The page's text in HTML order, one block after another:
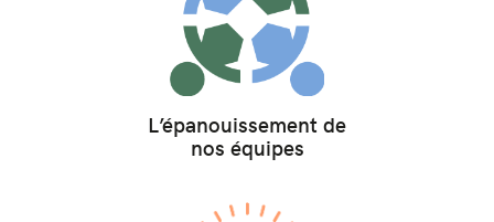
L’épanouissement de
nos équipes